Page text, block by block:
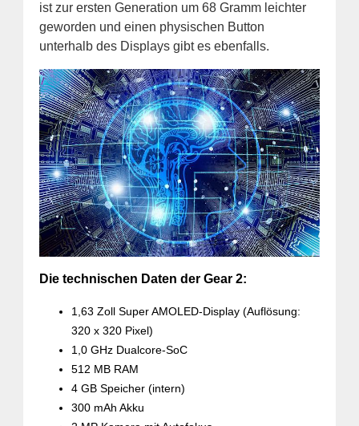
ist zur ersten Generation um 68 Gramm leichter
geworden und einen physischen Button
unterhalb des Displays gibt es ebenfalls.
Die technischen Daten der Gear 2:
1,63 Zoll Super AMOLED-Display (Auflösung:
320 x 320 Pixel)
1,0 GHz Dualcore-SoC
512 MB RAM
4 GB Speicher (intern)
300 mAh Akku